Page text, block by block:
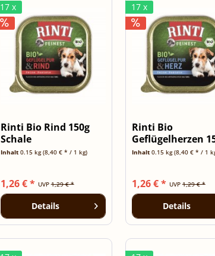
17 x
Rinti Bio Rind 150g
Schale
Inhalt 0.15 kg(8,40 € * / 1 kg)
UVP1,29 € *
1,26 € *
Details
17 x
Rinti Bio
Geflügelherzen
Schale
Inhalt 0.15 kg(8,40 € * / 1
UVP1,29 € *
1,26 € *
Details